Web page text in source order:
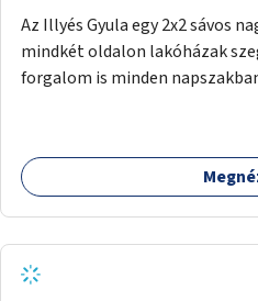
Az Illyés Gyula egy 2x2 sávos
mindkét oldalon lakóházak
forgalom is minden
szintű növényzettel,
valamilyen vizes attrakcióval